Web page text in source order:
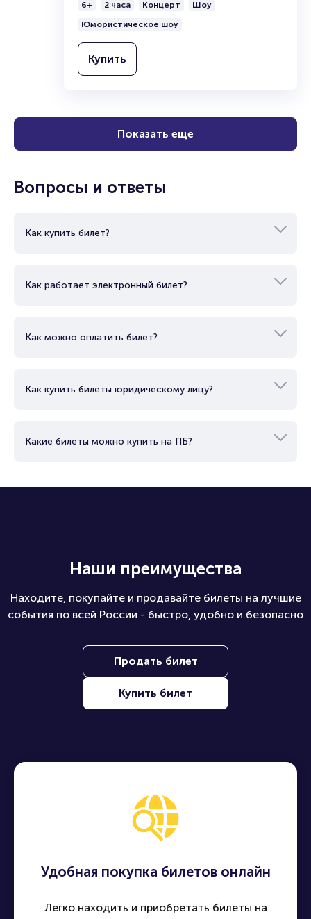
6+ 2 часа Концерт
Шоу
Юмористическое шоу
Купить
Показать еще
Вопросы и ответы
Как купить билет?
Как работает электронный билет?
Как можно оплатить билет?
Как купить билеты юридическому лицу?
Какие билеты можно купить на ПБ?
Наши преимущества
Находите, покупайте и продавайте билеты на лучшие
события по всей России - быстро, удобно и безопасно
Продать билет
Купить билет
Удобная покупка билетов онлайн
Легко находить и приобретать билеты на